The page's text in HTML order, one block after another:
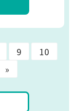
9
10
»